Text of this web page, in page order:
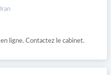
ligne. Contactez le cabinet.